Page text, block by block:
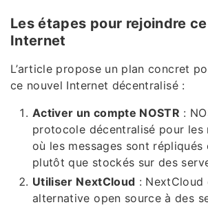
Les étapes pour rejoindre
Internet
L’article propose un plan concret
ce nouvel Internet décentralisé :
Activer un compte NOSTR :
protocole décentralisé pour les
où les messages sont répliqués
plutôt que stockés sur des
Utiliser NextCloud : NextCloud
alternative open source à des